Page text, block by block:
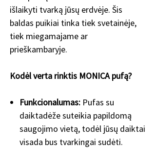
išlaikyti tvarką jūsų erdvėje. Šis
baldas puikiai tinka tiek svetainėje,
tiek miegamajame ar
prieškambaryje.
Kodėl verta rinktis MONICA pufą?
Funkcionalumas: Pufas su
daiktadėže suteikia papildomą
saugojimo vietą, todėl jūsų daiktai
visada bus tvarkingai sudėti.